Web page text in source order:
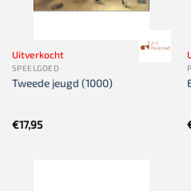
Uitverkocht
SPEELGOED
Tweede jeugd (1000)
€17,95